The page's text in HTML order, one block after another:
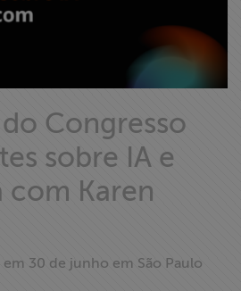
Congresso
sobre IA e
com Karen
30 de junho em São Paulo